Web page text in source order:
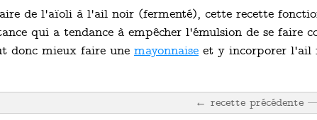
de l'aïoli à l'ail noir (fermenté), cette recette
qui a tendance à empêcher l'émulsion de se faire
donc mieux faire une mayonnaise et y incorporer l'ail
← recette précédente